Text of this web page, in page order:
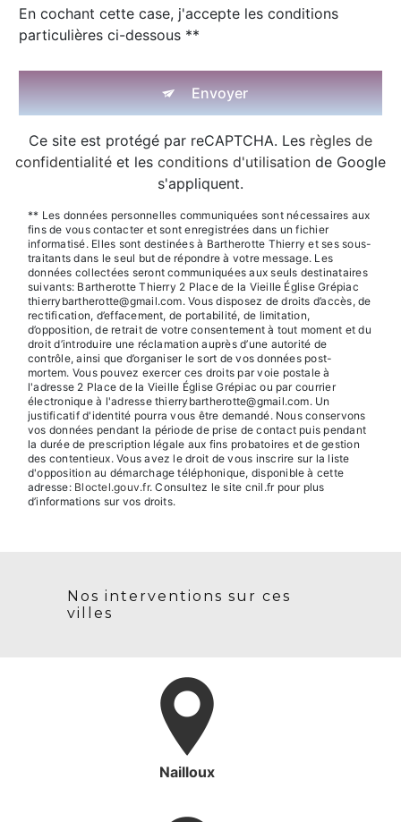
En cochant cette case, j'accepte les conditions
particulières ci-dessous **
Envoyer
Ce site est protégé par reCAPTCHA. Les règles de
confidentialité et les conditions d'utilisation de Google
s'appliquent.
** Les données personnelles communiquées sont nécessaires aux
fins de vous contacter et sont enregistrées dans un fichier
informatisé. Elles sont destinées à Bartherotte Thierry et ses sous-
traitants dans le seul but de répondre à votre message. Les
données collectées seront communiquées aux seuls destinataires
suivants: Bartherotte Thierry 2 Place de la Vieille Église Grépiac
thierrybartherotte@gmail.com. Vous disposez de droits d’accès, de
rectification, d’effacement, de portabilité, de limitation,
d’opposition, de retrait de votre consentement à tout moment et du
droit d’introduire une réclamation auprès d’une autorité de
contrôle, ainsi que d’organiser le sort de vos données post-
mortem. Vous pouvez exercer ces droits par voie postale à
l'adresse 2 Place de la Vieille Église Grépiac ou par courrier
électronique à l'adresse thierrybartherotte@gmail.com. Un
justificatif d'identité pourra vous être demandé. Nous conservons
vos données pendant la période de prise de contact puis pendant
la durée de prescription légale aux fins probatoires et de gestion
des contentieux. Vous avez le droit de vous inscrire sur la liste
d'opposition au démarchage téléphonique, disponible à cette
adresse: Bloctel.gouv.fr. Consultez le site cnil.fr pour plus
d’informations sur vos droits.
Nos interventions sur ces
villes
Nailloux